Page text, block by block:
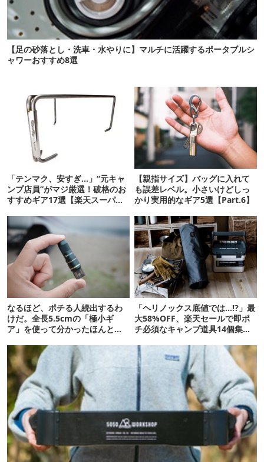
【足の砂落とし・洗車・水やりに】マルチに活躍するポータブルシ
ャワーおすすめ8選
「テンマク、安すぎ…」“元キャ
ンプ店員”がマジ厳選！破格のお
すすめギア17選【楽天スーパー
【親指サイズ】バッグに入れて
も誤差レベル。小さいけどしっ
かり実用的なギア5選【Part.6】
なるほど、ポチる人続出するわ
けだ。全長5.5cmの「極小ギ
ア」を使って分かったほんとの
「ヘリノックス底値では…!?」最
大58%OFF、楽天セールで即ポ
チ必須なキャンプ道具14個集め